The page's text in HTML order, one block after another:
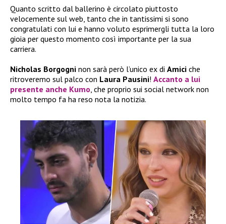
Quanto scritto dal ballerino è circolato piuttosto
velocemente sul web, tanto che in tantissimi si sono
congratulati con lui e hanno voluto esprimergli tutta la loro
gioia per questo momento così importante per la sua
carriera.
Nicholas Borgogni non sarà però l’unico ex di Amici che
ritroveremo sul palco con Laura Pausini! Accanto a lui
presente anche Kumo, che proprio sui social network non
molto tempo fa ha reso nota la notizia.